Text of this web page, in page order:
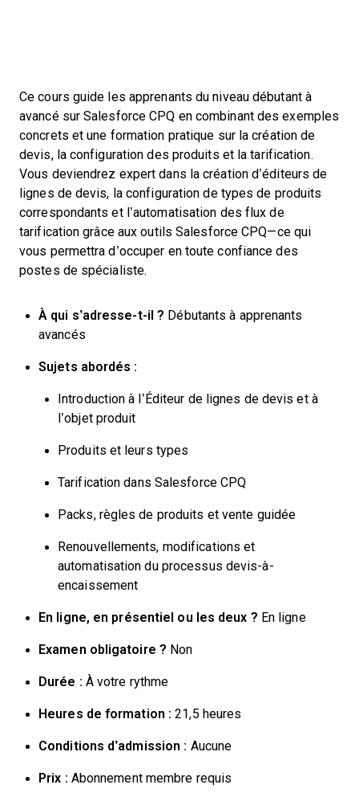
Ce cours guide les apprenants du niveau débutant à
avancé sur Salesforce CPQ en combinant des exemples
concrets et une formation pratique sur la création de
devis, la configuration des produits et la tarification.
Vous deviendrez expert dans la création d’éditeurs de
lignes de devis, la configuration de types de produits
correspondants et l’automatisation des flux de
tarification grâce aux outils Salesforce CPQ—ce qui
vous permettra d’occuper en toute confiance des
postes de spécialiste.
À qui s’adresse-t-il ? Débutants à apprenants
avancés
Sujets abordés :
Introduction à l’Éditeur de lignes de devis et à
l’objet produit
Produits et leurs types
Tarification dans Salesforce CPQ
Packs, règles de produits et vente guidée
Renouvellements, modifications et
automatisation du processus devis-à-
encaissement
En ligne, en présentiel ou les deux ? En ligne
Examen obligatoire ? Non
Durée : À votre rythme
Heures de formation : 21,5 heures
Conditions d’admission : Aucune
Prix : Abonnement membre requis